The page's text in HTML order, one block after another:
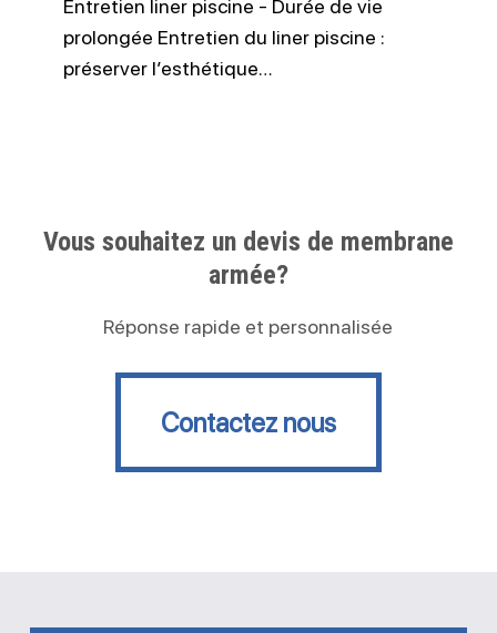
Entretien liner piscine - Durée de vie
prolongée Entretien du liner piscine :
préserver l’esthétique…
Vous souhaitez un devis de membrane
armée?
Réponse rapide et personnalisée
Contactez nous
Contactez nous